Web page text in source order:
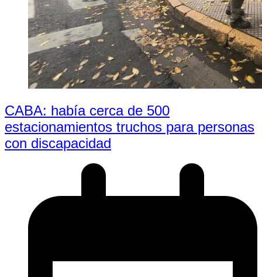
CABA: había cerca de 500
estacionamientos truchos para personas
con discapacidad